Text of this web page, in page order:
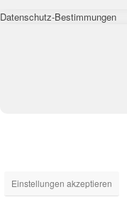
Datenschutz-Bestimmungen
Einstellungen akzeptieren